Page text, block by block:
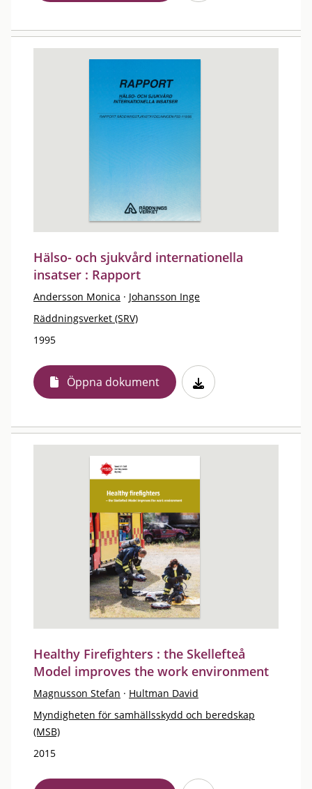
Hälso- och sjukvård internationella
insatser : Rapport
Andersson Monica · Johansson Inge
Räddningsverket (SRV)
1995
Öppna dokument
Healthy Firefighters : the Skellefteå
Model improves the work environment
Magnusson Stefan · Hultman David
Myndigheten för samhällsskydd och beredskap
(MSB)
2015